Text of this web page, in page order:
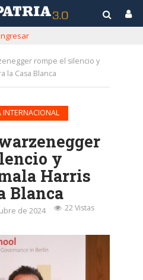
rompe el silencio y
la Casa Blanca
INTERNACIONAL
y
Harris
Blanca
de 2024 22 Vistas